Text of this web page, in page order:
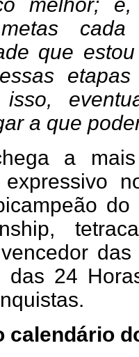
que
isso,
a que
a
do
das 24
calendário